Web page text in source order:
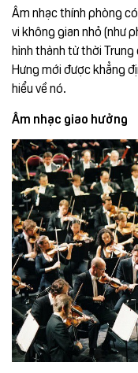
Âm nhạc thính phòng
vi không gian nhỏ (như
hình thành từ thời
Hưng mới được khẳng
hiểu về nó.
Âm nhạc giao hưởng